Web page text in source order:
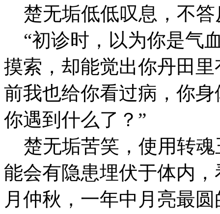
楚无垢低低叹息，不答
“初诊时，以为你是气
摸索，却能觉出你丹田
前我也给你看过病，你
你遇到什么了？”
楚无垢苦笑，使用转魂
能会有隐患埋伏于体内
月仲秋，一年中月亮最